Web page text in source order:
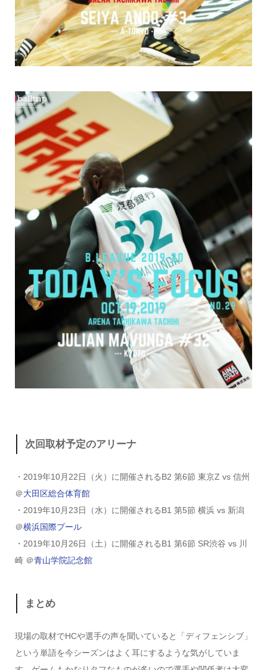
次回取材予定のアリーナ
・2019年10月22日（火）に開催されるB2 第6節 東京Z vs 信州
＠大田区総合体育館
・2019年10月23日（水）に開催されるB1 第5節 横浜 vs 新潟
＠横浜国際プール
・2019年10月26日（土）に開催されるB1 第6節 SR渋谷 vs 川
崎 ＠青山学院記念館
まとめ
現場の取材でHCや選手の声を聞いていると「ディフェンシブ」
という単語を今シーズンはよく耳にするような気がしていま